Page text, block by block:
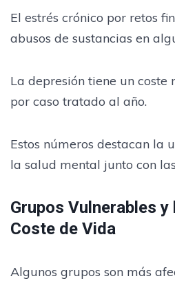
El estrés crónico por retos
abusos de sustancias en
La depresión tiene un coste
por caso tratado al año.
Estos números destacan la
la salud mental junto con
Grupos Vulnerables
Coste de Vida
Algunos grupos son más